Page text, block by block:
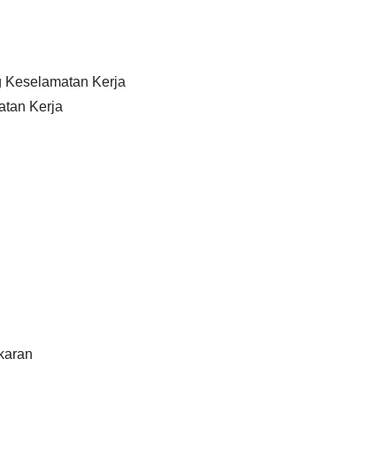
Keselamatan Kerja
Kerja